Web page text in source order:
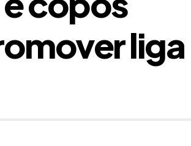
liga